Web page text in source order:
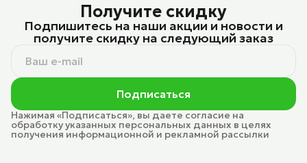
Получите скидку
Подпишитесь на наши акции и новости и
получите скидку на следующий заказ
Подписаться
Нажимая «Подписаться», вы даете согласие на
обработку указанных персональных данных в целях
получения информационной и рекламной рассылки